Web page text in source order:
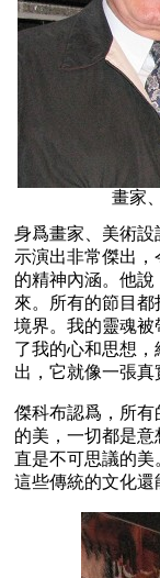
畫家
身爲畫家、美術設
示演出非常傑出
的精神內涵。他
來。所有的節目
境界。我的靈魂
了我的心和思想
出，它就像一張真
傑科布認爲，所有
的美，一切都是
直是不可思議的美
這些傳統的文化還